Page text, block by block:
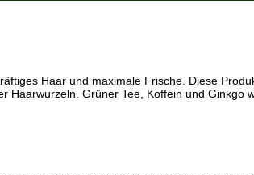
Haar und maximale Frische. Diese
Haarwurzeln. Grüner Tee, Koffein und